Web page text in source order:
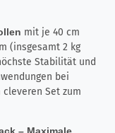
mit je 40 cm
(insgesamt 2 kg
Stabilität und
bei
Set zum